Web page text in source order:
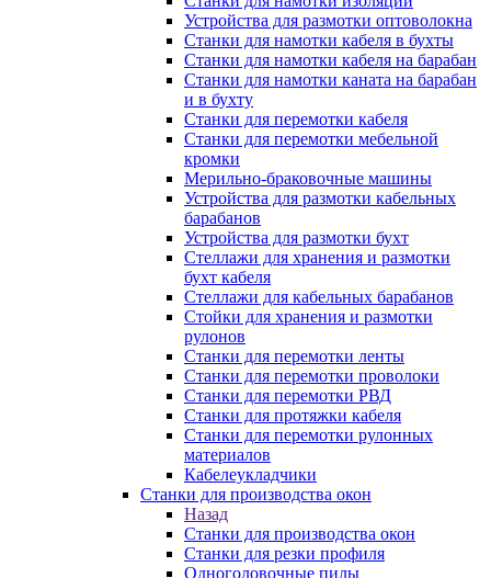
Устройства для размотки оптоволокна
Станки для намотки кабеля в бухты
Станки для намотки кабеля на барабан
Станки для намотки каната на барабан
и в бухту
Станки для перемотки кабеля
Станки для перемотки мебельной
кромки
Мерильно-браковочные машины
Устройства для размотки кабельных
барабанов
Устройства для размотки бухт
Стеллажи для хранения и размотки
бухт кабеля
Стеллажи для кабельных барабанов
Стойки для хранения и размотки
рулонов
Станки для перемотки ленты
Станки для перемотки проволоки
Станки для перемотки РВД
Станки для протяжки кабеля
Станки для перемотки рулонных
материалов
Кабелеукладчики
Станки для производства окон
Назад
Станки для производства окон
Станки для резки профиля
Одноголовочные пилы